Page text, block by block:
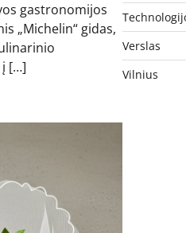
gastronomijos
„Michelin“ gidas,
į […]
Verslas
Vilnius